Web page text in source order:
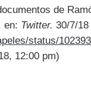
de
en: Twitter. 30/7/
status/
12:00 pm)